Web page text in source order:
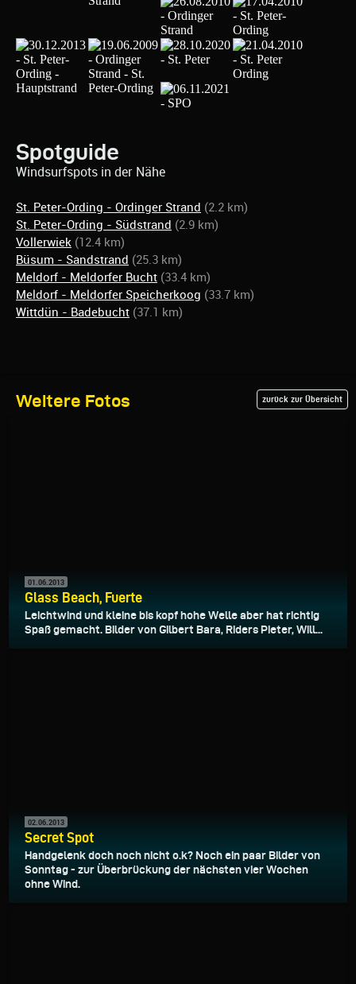
Spotguide
Windsurfspots in der Nähe
St. Peter-Ording - Ordinger Strand (2.2 km)
St. Peter-Ording - Südstrand (2.9 km)
Vollerwiek (12.4 km)
Büsum - Sandstrand (25.3 km)
Meldorf - Meldorfer Bucht (33.4 km)
Meldorf - Meldorfer Speicherkoog (33.7 km)
Wittdün - Badebucht (37.1 km)
Weitere Fotos zurück zur Übersicht
01.06.2013
Glass Beach, Fuerte
Leichtwind und kleine bis kopf hohe Welle aber hat richtig
Spaß gemacht. Bilder von Gilbert Bara, Riders Pieter, Will...
02.06.2013
Secret Spot
Handgelenk doch noch nicht o.k? Noch ein paar Bilder von
Sonntag - zur Überbrückung der nächsten vier Wochen
ohne Wind.